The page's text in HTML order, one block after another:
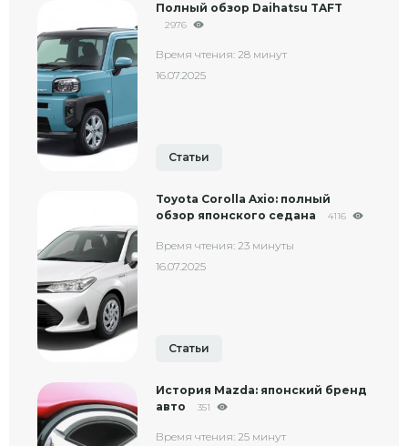
Полный обзор Daihatsu TAFT
2976
Время чтения: 28 минут
16.07.2025
Статьи
Toyota Corolla Axio: полный
обзор японского седана
4116
Время чтения: 23 минуты
16.07.2025
Статьи
История Mazda: японский бренд
авто
351
Время чтения: 25 минут